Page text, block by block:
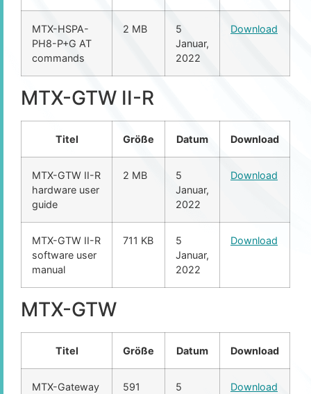
MTX-HSPA-
PH8-P+G AT
commands
2 MB
5
Januar,
2022
Download
MTX-GTW II-R
Titel Größe Datum Download
MTX-GTW II-R
hardware user
guide
2 MB
5
Januar,
2022
Download
MTX-GTW II-R
software user
manual
711 KB
5
Januar,
2022
Download
MTX-GTW
Titel Größe Datum Download
MTX-Gateway 591 5 Download